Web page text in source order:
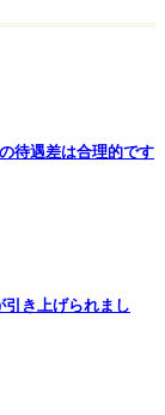
待遇差は合理的です
引き上げられまし